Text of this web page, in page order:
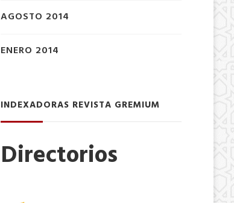
AGOSTO 2014
ENERO 2014
INDEXADORAS REVISTA GREMIUM
Directorios